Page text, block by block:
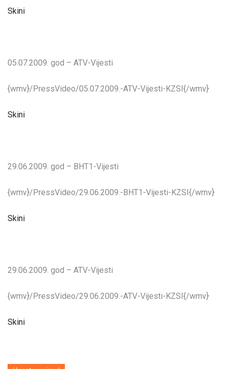
Skini
05.07.2009. god – ATV-Vijesti
{wmv}/PressVideo/05.07.2009.-ATV-Vijesti-KZSI{/wmv}
Skini
29.06.2009. god – BHT1-Vijesti
{wmv}/PressVideo/29.06.2009.-BHT1-Vijesti-KZSI{/wmv}
Skini
29.06.2009. god – ATV-Vijesti
{wmv}/PressVideo/29.06.2009.-ATV-Vijesti-KZSI{/wmv}
Skini